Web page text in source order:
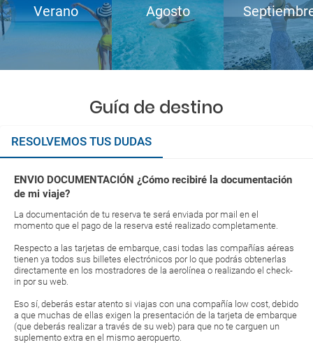
Verano Agosto
Guía de destino
RESOLVEMOS TUS DUDAS
ENVIO DOCUMENTACIÓN ¿Cómo recibiré la documentación
de mi viaje?
La documentación de tu reserva te será enviada por mail en el
momento que el pago de la reserva esté realizado completamente.
Respecto a las tarjetas de embarque, casi todas las compañías aéreas
tienen ya todos sus billetes electrónicos por lo que podrás obtenerlas
directamente en los mostradores de la aerolínea o realizando el check-
in por su web.
Eso sí, deberás estar atento si viajas con una compañía low cost, debido
a que muchas de ellas exigen la presentación de la tarjeta de embarque
(que deberás realizar a través de su web) para que no te carguen un
suplemento extra en el mismo aeropuerto.